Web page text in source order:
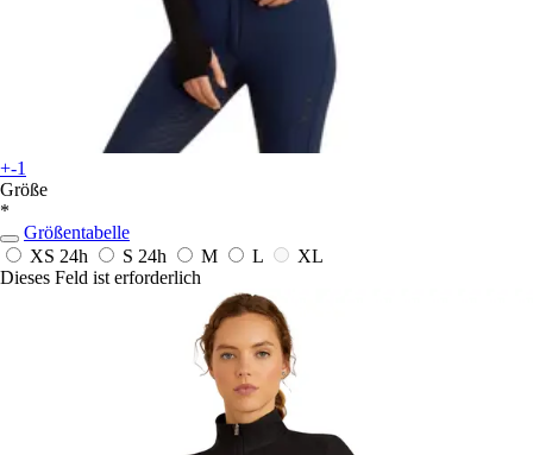
+-1
Größe
*
Größentabelle
XS 24h S 24h M L
XL
Dieses Feld ist erforderlich